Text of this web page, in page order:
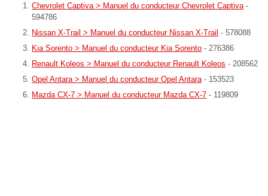
Chevrolet Captiva > Manuel du conducteur Chevrolet Captiva -
594786
Nissan X-Trail > Manuel du conducteur Nissan X-Trail - 578088
Kia Sorento > Manuel du conducteur Kia Sorento - 276386
Renault Koleos > Manuel du conducteur Renault Koleos - 208562
Opel Antara > Manuel du conducteur Opel Antara - 153523
Mazda CX-7 > Manuel du conducteur Mazda CX-7 - 119809